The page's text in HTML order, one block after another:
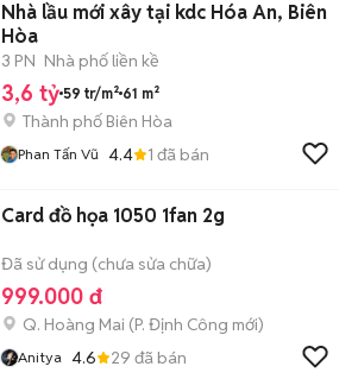
Nhà lầu mới xây tại kdc Hóa An, Biên
Hòa
3 PN Nhà phố liền kề
3,6 tỷ 59 tr/m² 61 m²
Thành phố Biên Hòa
Phan Tấn Vũ 4.4 1 đã bán
Card đồ họa 1050 1fan 2g
Đã sử dụng (chưa sửa chữa)
999.000 đ
Q. Hoàng Mai (P. Định Công mới)
Anitya 4.6 29 đã bán